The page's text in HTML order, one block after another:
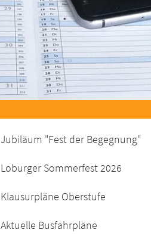
Jubiläum "Fest der Begegnung"
Loburger Sommerfest 2026
Klausurpläne Oberstufe
Aktuelle Busfahrpläne